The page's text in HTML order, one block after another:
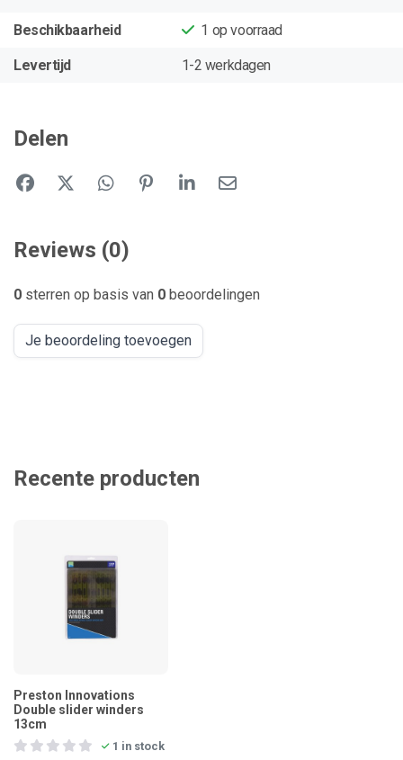
Beschikbaarheid 1 op voorraad
Levertijd 1-2 werkdagen
Delen
Reviews (0)
0 sterren op basis van 0 beoordelingen
Je beoordeling toevoegen
Recente producten
Preston Innovations
Double slider winders
13cm
1 in stock